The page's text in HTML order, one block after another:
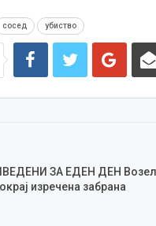
сосед убиство
ЗА ЕДЕН ДЕН
изречена забрана